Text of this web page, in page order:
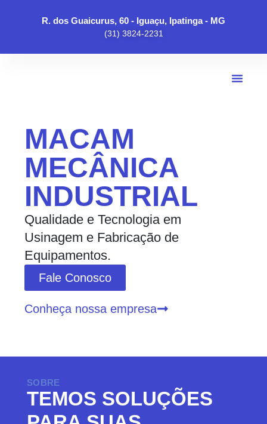
R. dos Guaicurus, 60 - Iguaçu, Ipatinga - MG
(31) 3824-2231
MACAM
MECÂNICA
INDUSTRIAL
Qualidade e Tecnologia em
Usinagem e Fabricação de
Equipamentos.
Fale Conosco
Conheça nossa empresa
SOBRE
TEMOS SOLUÇÕES